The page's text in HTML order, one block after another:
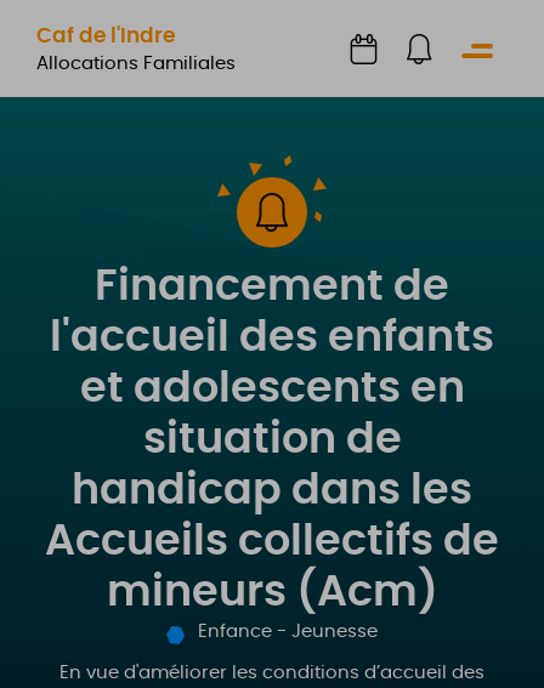
Caf de l'Indre
Allocations Familiales Menu
Financement de
l'accueil des enfants
et adolescents en
situation de
handicap dans les
Accueils collectifs de
mineurs (Acm)
Enfance - Jeunesse
En vue d'améliorer les conditions d’accueil des